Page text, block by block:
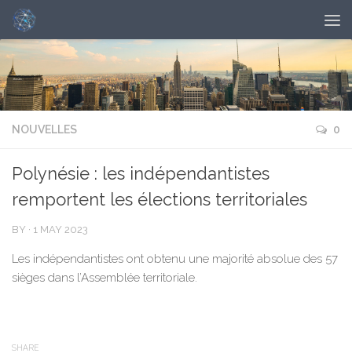
NOUVELLES 0
Polynésie : les indépendantistes
remportent les élections territoriales
BY · 1 MAY 2023
Les indépendantistes ont obtenu une majorité absolue des 57
sièges dans l’Assemblée territoriale.
SHARE